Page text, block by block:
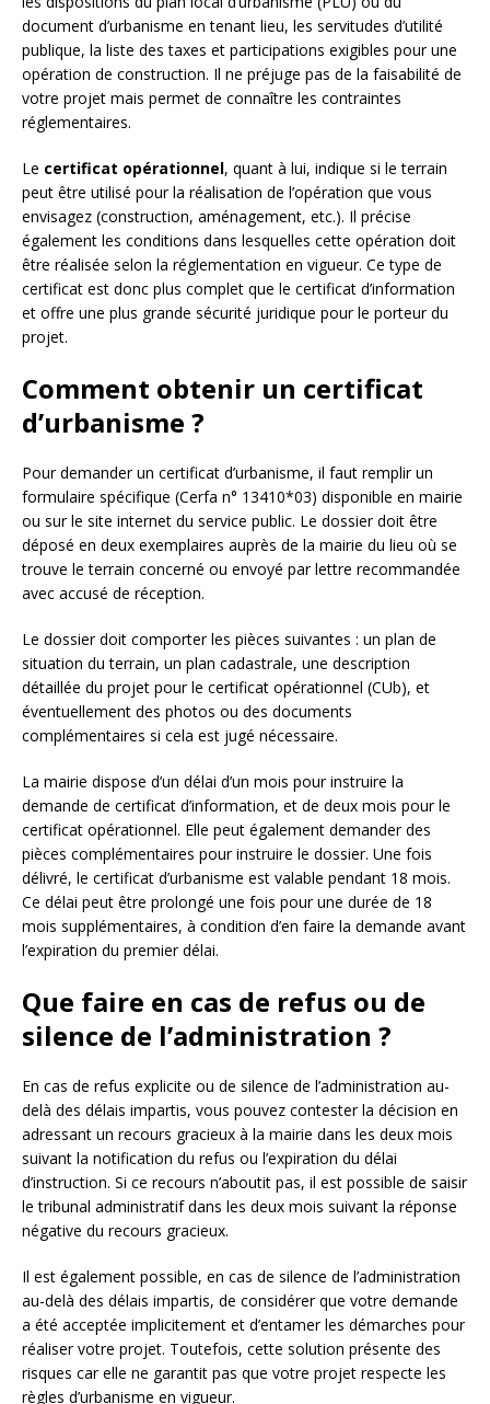
document d’urbanisme en tenant lieu, les servitudes d’utilité
publique, la liste des taxes et participations exigibles pour une
opération de construction. Il ne préjuge pas de la faisabilité de
votre projet mais permet de connaître les contraintes
réglementaires.
Le certificat opérationnel, quant à lui, indique si le terrain
peut être utilisé pour la réalisation de l’opération que vous
envisagez (construction, aménagement, etc.). Il précise
également les conditions dans lesquelles cette opération doit
être réalisée selon la réglementation en vigueur. Ce type de
certificat est donc plus complet que le certificat d’information
et offre une plus grande sécurité juridique pour le porteur du
projet.
Comment obtenir un certificat
d’urbanisme ?
Pour demander un certificat d’urbanisme, il faut remplir un
formulaire spécifique (Cerfa n° 13410*03) disponible en mairie
ou sur le site internet du service public. Le dossier doit être
déposé en deux exemplaires auprès de la mairie du lieu où se
trouve le terrain concerné ou envoyé par lettre recommandée
avec accusé de réception.
Le dossier doit comporter les pièces suivantes : un plan de
situation du terrain, un plan cadastrale, une description
détaillée du projet pour le certificat opérationnel (CUb), et
éventuellement des photos ou des documents
complémentaires si cela est jugé nécessaire.
La mairie dispose d’un délai d’un mois pour instruire la
demande de certificat d’information, et de deux mois pour le
certificat opérationnel. Elle peut également demander des
pièces complémentaires pour instruire le dossier. Une fois
délivré, le certificat d’urbanisme est valable pendant 18 mois.
Ce délai peut être prolongé une fois pour une durée de 18
mois supplémentaires, à condition d’en faire la demande avant
l’expiration du premier délai.
Que faire en cas de refus ou de
silence de l’administration ?
En cas de refus explicite ou de silence de l’administration au-
delà des délais impartis, vous pouvez contester la décision en
adressant un recours gracieux à la mairie dans les deux mois
suivant la notification du refus ou l’expiration du délai
d’instruction. Si ce recours n’aboutit pas, il est possible de saisir
le tribunal administratif dans les deux mois suivant la réponse
négative du recours gracieux.
Il est également possible, en cas de silence de l’administration
au-delà des délais impartis, de considérer que votre demande
a été acceptée implicitement et d’entamer les démarches pour
réaliser votre projet. Toutefois, cette solution présente des
risques car elle ne garantit pas que votre projet respecte les
règles d’urbanisme en vigueur.